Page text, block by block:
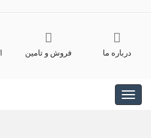
درباره ما فروش و تامین